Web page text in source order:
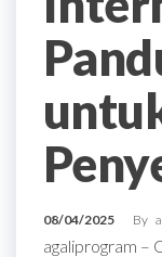
08/04/2025 By
agaliprogram –